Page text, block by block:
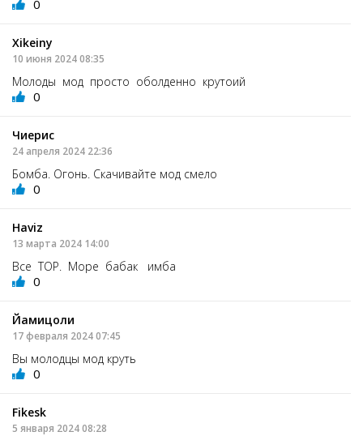
0
Xikeiny
10 июня 2024 08:35
Молоды мод просто оболденно крутоий
0
Чиерис
24 апреля 2024 22:36
Бомба. Огонь. Скачивайте мод смело
0
Haviz
13 марта 2024 14:00
Все ТОР. Море бабак имба
0
Йамицоли
17 февраля 2024 07:45
Вы молодцы мод круть
0
Fikesk
5 января 2024 08:28